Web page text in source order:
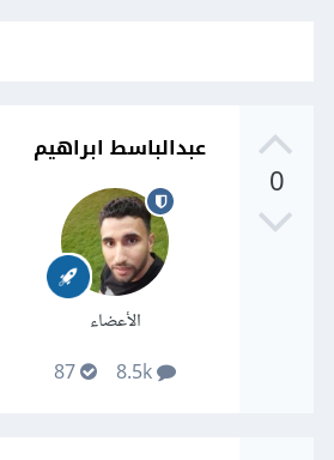
0
عبدالباسط ابراهيم
الأعضاء